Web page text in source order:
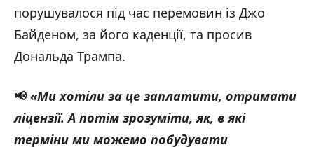
порушувалося під час перемовин із Джо
Байденом, за його каденції, та просив
Дональда Трампа.
📢«Ми хотіли за це заплатити, отримати
ліцензії. А потім зрозуміти, як, в які
терміни ми можемо побудувати